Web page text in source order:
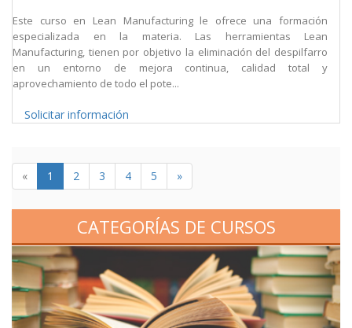
Este curso en Lean Manufacturing le ofrece una formación
especializada en la materia. Las herramientas Lean
Manufacturing, tienen por objetivo la eliminación del despilfarro
en un entorno de mejora continua, calidad total y
aprovechamiento de todo el pote...
Solicitar información
« 1 2 3 4 5 »
CATEGORÍAS DE CURSOS